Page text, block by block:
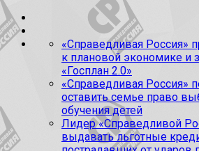
«Справедливая Россия»
к плановой экономике и
«Госплан 2.0»
«Справедливая Россия»
оставить семье право
обучения детей
Лидер «Справедливой
выдавать льготные